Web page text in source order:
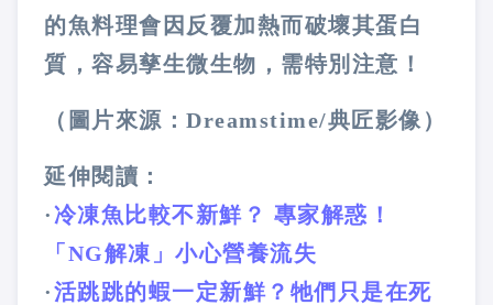
的魚料理會因反覆加熱而破壞其蛋白
質，容易孳生微生物，需特別注意！
（圖片來源：Dreamstime/典匠影像）
延伸閱讀：
· 冷凍魚比較不新鮮？ 專家解惑！
「NG解凍」小心營養流失
·活跳跳的蝦一定新鮮？牠們只是在死